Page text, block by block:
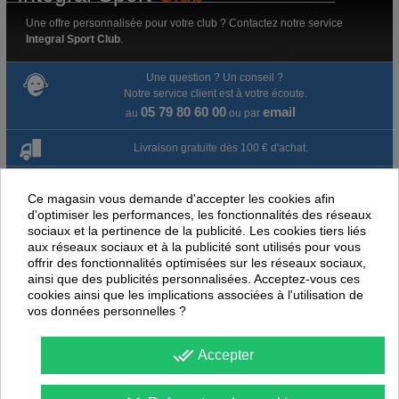
Une offre personnalisée pour votre club ? Contactez notre service
Integral Sport Club
Une question ? Un conseil ?
Notre service client est à votre écoute.
au 05 79 80 60 00ou par email
Livraison gratuite dès 100 € d'achat.
Paiement par virement
Satisfait ou remboursé jusqu'à 60 jours
NOUS PENSONS QUE CES ARTICLES
30%
Ce magasin vous demande d'accepter les cookies afin
d'optimiser les performances, les fonctionnalités des réseaux
sociaux et la pertinence de la publicité. Les cookies tiers liés
aux réseaux sociaux et à la publicité sont utilisés pour vous
offrir des fonctionnalités optimisées sur les réseaux sociaux,
ainsi que des publicités personnalisées. Acceptez-vous ces
cookies ainsi que les implications associées à l'utilisation de
vos données personnelles ?
done_all Accepter